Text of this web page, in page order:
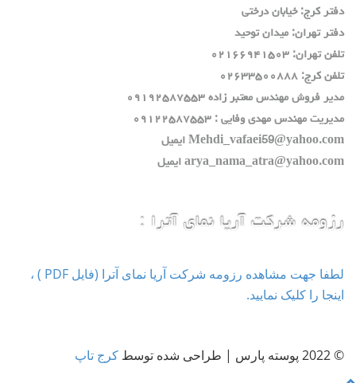
دفتر كرج: خيابان درختي
دفتر تهران: ميدان توحيد
تلفن تهران: ٠٢١٦٦٩٤١٥٠٣
تلفن كرج: ٠٢٦٣٣٥٠٠٨٨٨
مدير فروش مهندس معتبر زاده ٠٩١٩٢٥٨٧٥٥٣
مديريت مهندس مهدي وفايي : ٠٩١٢٢٥٨٧٥٥٣
Mehdi_vafaei59@yahoo.com ايميل
arya_nama_atra@yahoo.com ايميل
رزومه شرکت آریا نمای آترا :
لطفا جهت مشاهده رزومه شرکت آریا نمای آترا (فایل PDF ) ،
اینجا را کلیک نمایید.
© 2022 پوسته پارس | طراحی شده توسط کرج تاپ